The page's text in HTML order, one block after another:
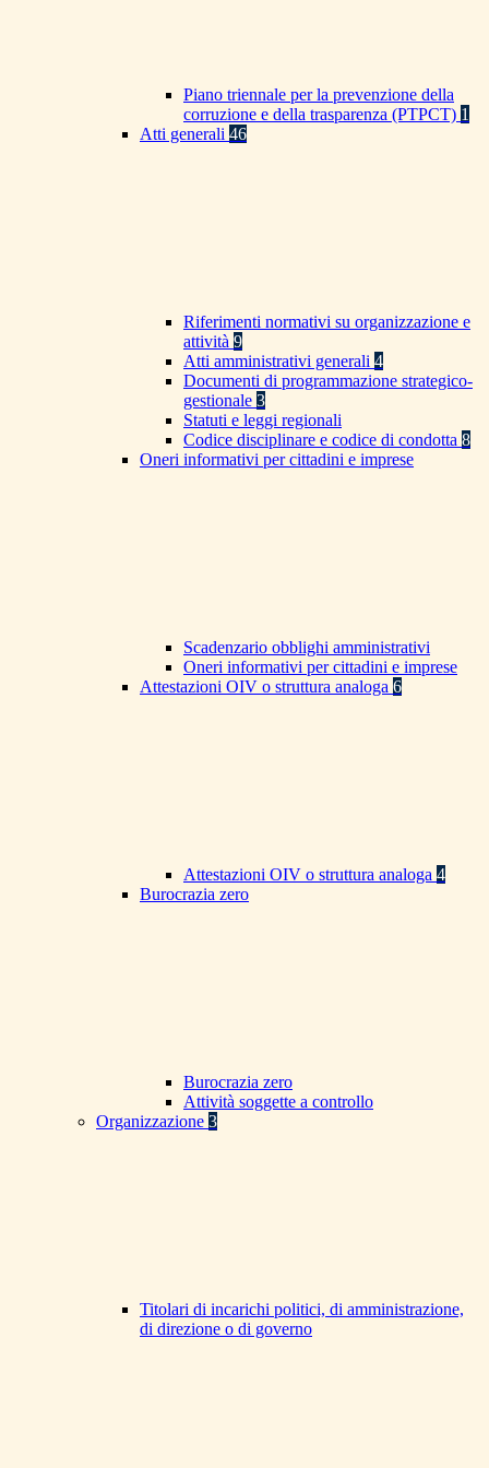
Piano triennale per la prevenzione della
corruzione e della trasparenza (PTPCT) 1
Atti generali 46
Riferimenti normativi su organizzazione e
attività 9
Atti amministrativi generali 4
Documenti di programmazione strategico-
gestionale 3
Statuti e leggi regionali
Codice disciplinare e codice di condotta 8
Oneri informativi per cittadini e imprese
Scadenzario obblighi amministrativi
Oneri informativi per cittadini e imprese
Attestazioni OIV o struttura analoga 6
Attestazioni OIV o struttura analoga 4
Burocrazia zero
Burocrazia zero
Attività soggette a controllo
Organizzazione 3
Titolari di incarichi politici, di amministrazione,
di direzione o di governo